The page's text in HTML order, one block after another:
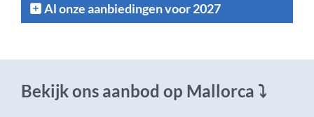
Al onze aanbiedingen voor 2027
Bekijk ons aanbod op Mallorca ⤵